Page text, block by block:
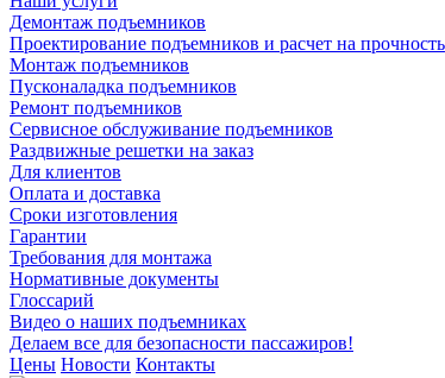
Демонтаж подъемников
Проектирование подъемников и расчет на прочность
Монтаж подъемников
Пусконаладка подъемников
Ремонт подъемников
Сервисное обслуживание подъемников
Раздвижные решетки на заказ
Для клиентов
Оплата и доставка
Сроки изготовления
Гарантии
Требования для монтажа
Нормативные документы
Глоссарий
Видео о наших подъемниках
Делаем все для безопасности пассажиров!
Цены Новости Контакты